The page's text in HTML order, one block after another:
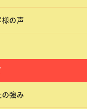
の声
の強み